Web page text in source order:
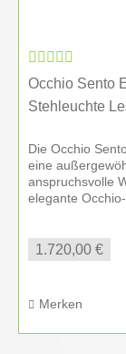
Occhio Sento
Stehleuchte
Die Occhio
eine
anspruchsvolle
elegante
1.720,00 €
Merken